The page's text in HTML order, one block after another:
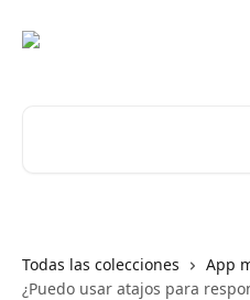
Todas las colecciones App
¿Puedo usar atajos para